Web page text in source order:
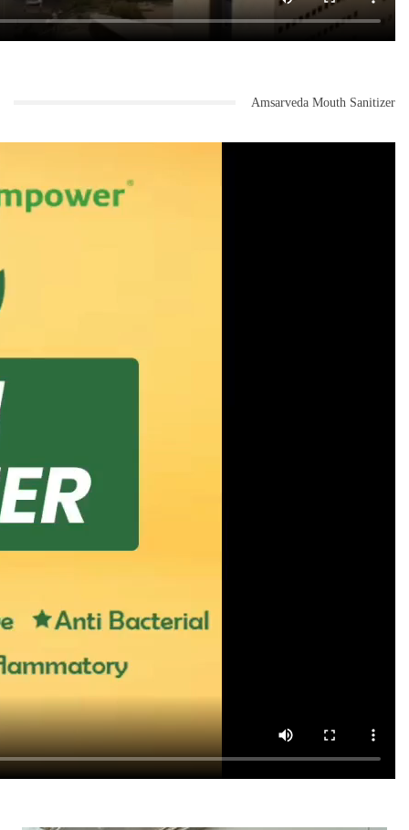
Amsarveda Mouth Sanitizer